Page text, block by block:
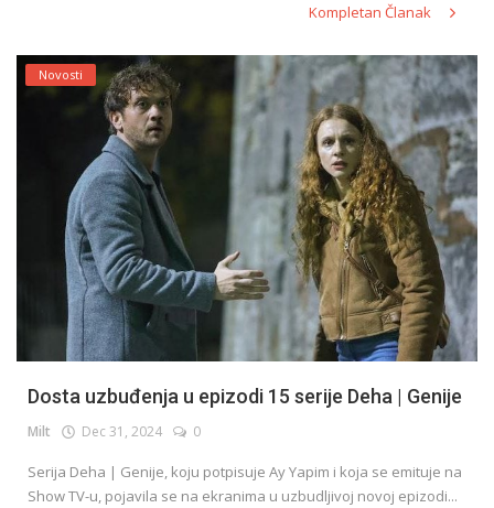
Kompletan Članak
Novosti
Dosta uzbuđenja u epizodi 15 serije Deha | Genije
Milt Dec 31, 2024 0
Serija Deha | Genije, koju potpisuje Ay Yapim i koja se emituje na
Show TV-u, pojavila se na ekranima u uzbudljivoj novoj epizodi...